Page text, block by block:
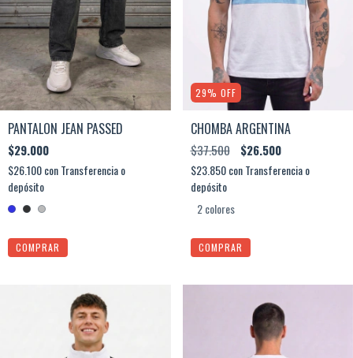
PANTALON JEAN PASSED
$29.000
$26.100conTransferencia o
depósito
COMPRAR
29% OFF
CHOMBA ARGENTINA
$37.500 $26.500
$23.850con Transferencia o
depósito
2 colores
COMPRAR